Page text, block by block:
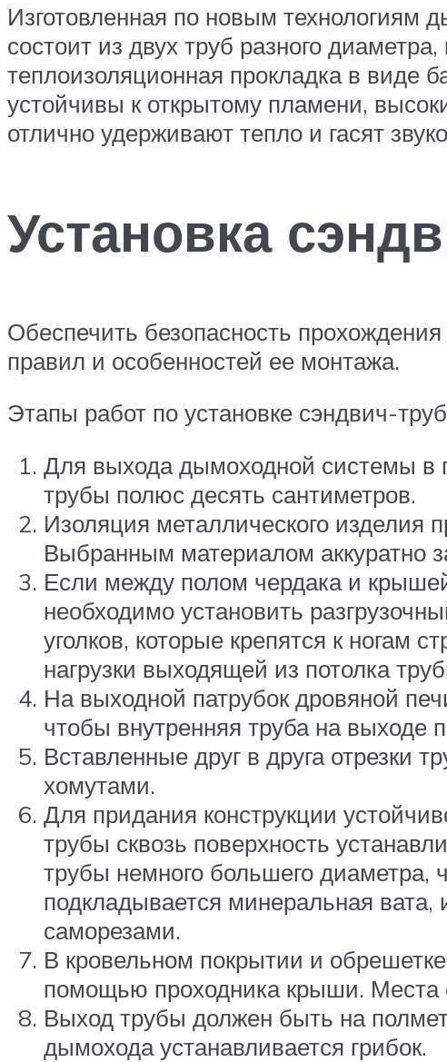
Изготовленная по новым технологиям
состоит из двух труб разного
теплоизоляционная прокладка в виде
устойчивы к открытому пламени,
отлично удерживают тепло и гасят
Установка
Обеспечить безопасность
правил и особенностей ее монтажа.
Этапы работ по установке сэндвич-
Для выхода дымоходной системы в
трубы полюс десять сантиметров.
Изоляция металлического изделия
Выбранным материалом аккуратно
Если между полом чердака и
необходимо установить
уголков, которые крепятся к ногам
нагрузки выходящей из потолка
На выходной патрубок дровяной
чтобы внутренняя труба на выходе
Вставленные друг в друга отрезки
хомутами.
Для придания конструкции
трубы сквозь поверхность
трубы немного большего диаметра,
подкладывается минеральная вата,
саморезами.
В кровельном покрытии и
помощью проходника крыши. Места
Выход трубы должен быть на
дымохода устанавливается грибок.